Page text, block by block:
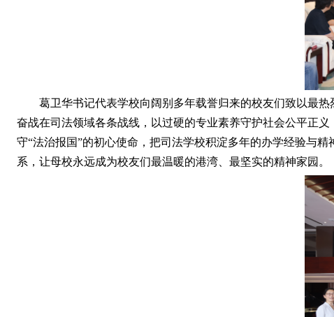
葛卫华书记代表学校向阔别多年载誉归来的校友们致以最
奋战在司法领域各条战线，以过硬的专业素养守护社会公平正
守“法治报国”的初心使命，把司法学校积淀多年的办学经验与
系，让母校永远成为校友们最温暖的港湾、最坚实的精神家园。